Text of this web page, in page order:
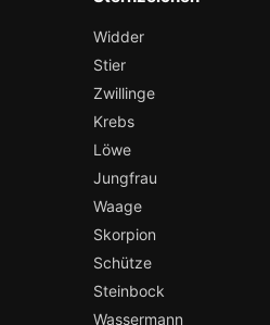
Widder
Stier
Zwillinge
Krebs
Löwe
Jungfrau
Waage
Skorpion
Schütze
Steinbock
Wassermann